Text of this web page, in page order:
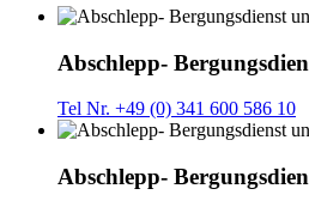
Abschlepp-
Tel Nr. +49 (0) 341 600 586 10
Abschlepp-